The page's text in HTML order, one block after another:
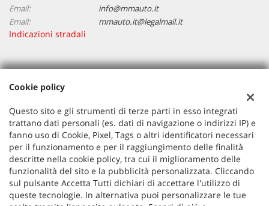
Email:
info@mmauto.it
Email:
mmauto.it@legalmail.it
Indicazioni stradali
M&M Auto Snc
C.F/P.IVA:02429040401
Registro delle imprese:FC
Cookie policy
Questo sito e gli strumenti di terze parti in esso integrati
trattano dati personali (es. dati di navigazione o indirizzi IP) e
fanno uso di Cookie, Pixel, Tags o altri identificatori necessari
per il funzionamento e per il raggiungimento delle finalità
descritte nella cookie policy, tra cui il miglioramento delle
funzionalità del sito e la pubblicità personalizzata. Cliccando
sul pulsante Accetta Tutti dichiari di accettare l'utilizzo di
queste tecnologie. In alternativa puoi personalizzare le tue